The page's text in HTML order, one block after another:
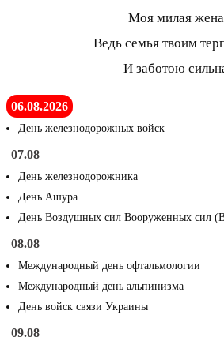
Моя милая
Ведь семья твоим
И заботою
06.08.2026
День железнодорожных войск
07.08
День железнодорожника
День Ашура
День Воздушных сил Вооруженных сил
08.08
Международный день офтальмологии
Международный день альпинизма
День войск связи Украины
09.08